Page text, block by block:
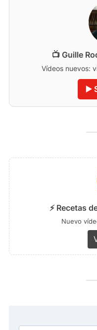
📺 Guille
Vídeos nuevos:
▶️
⚡ Recetas
Nuevo